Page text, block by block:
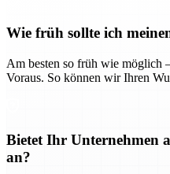
Wie früh sollte ich
Am besten so früh wie möglich
Voraus. So können wir Ihren
Bietet Ihr Unternehmen
an?